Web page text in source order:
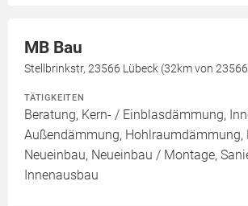
MB Bau
Stellbrinkstr, 23566 Lübeck (32km von
TÄTIGKEITEN
Beratung, Kern- / Einblasdämmung,
Außendämmung, Hohlraumdämmung,
Neueinbau, Neueinbau / Montage,
Innenausbau